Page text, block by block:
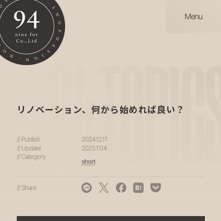
Menu
94
リノベーション、何から始めれば良い？
// Publish
2024.12.11
// Update
2025.11.14
// Category
short
// Share